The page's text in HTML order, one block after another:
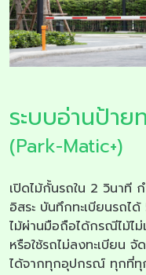
ระบบอ่านป้าย
(Park-Matic+)
เปิดไม้กั้นรถใน 2 วินาที
อิสระ บันทึกทะเบียนรถไ
ไม้ผ่านมือถือได้กรณีไม้ไ
หรือใช้รถไม่ลงทะเบียน
ได้จากทุกอุปกรณ์ ทุกที่ทุ